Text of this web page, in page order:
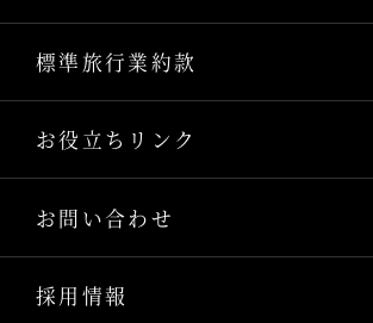
標準旅行業約款
お役立ちリンク
お問い合わせ
採用情報